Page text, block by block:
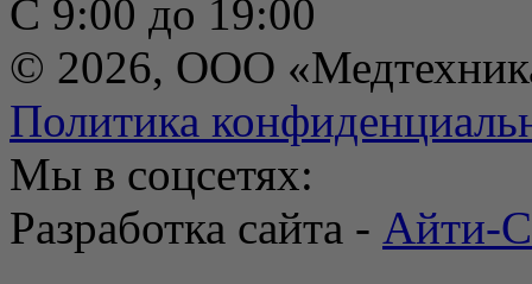
С 9:00 до 19:00
© 2026, ООО
Политика
Мы в соцсетях:
Разработка сайта - Айти-